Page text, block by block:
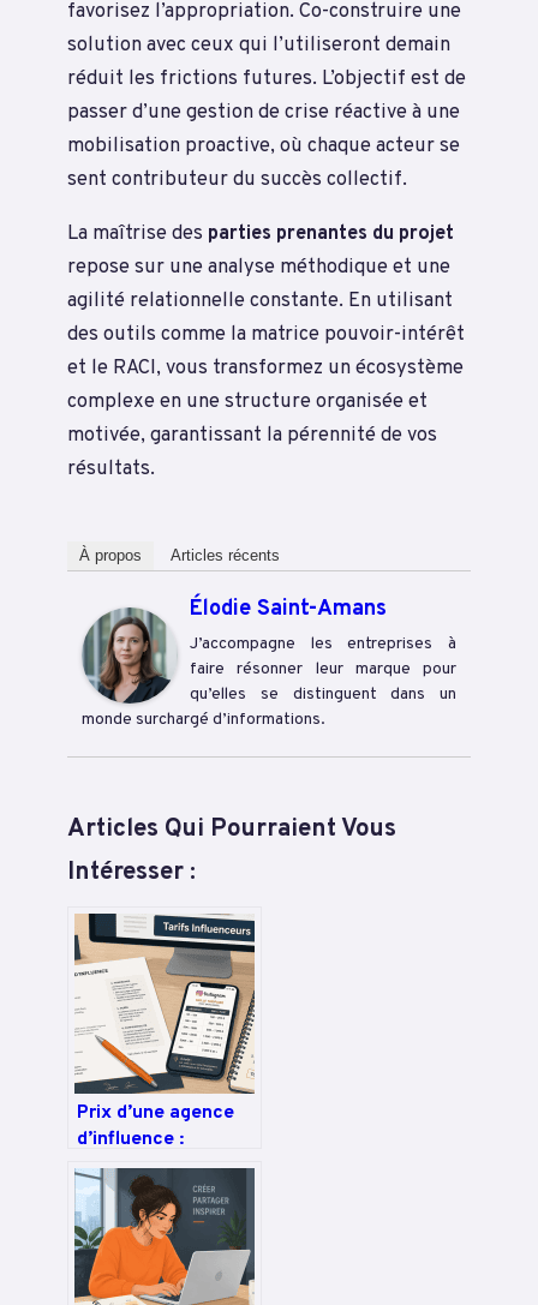
favorisez l’appropriation. Co-construire une
solution avec ceux qui l’utiliseront demain
réduit les frictions futures. L’objectif est de
passer d’une gestion de crise réactive à une
mobilisation proactive, où chaque acteur se
sent contributeur du succès collectif.
La maîtrise des parties prenantes du projet
repose sur une analyse méthodique et une
agilité relationnelle constante. En utilisant
des outils comme la matrice pouvoir-intérêt
et le RACI, vous transformez un écosystème
complexe en une structure organisée et
motivée, garantissant la pérennité de vos
résultats.
À propos Articles récents
Élodie Saint-Amans
J’accompagne les entreprises à
faire résonner leur marque pour
qu’elles se distinguent dans un
monde surchargé d’informations.
Articles Qui Pourraient Vous
Intéresser :
Prix d’une agence
d’influence :
structure des coûts,
tarifs réels et 4
leviers pour
optimiser votre
budget